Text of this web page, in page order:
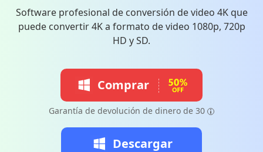
Software profesional de conversión de video 4K que
puede convertir 4K a formato de video 1080p, 720p
HD y SD.
Comprar
Garantía de devolución de dinero de 30
Descargar